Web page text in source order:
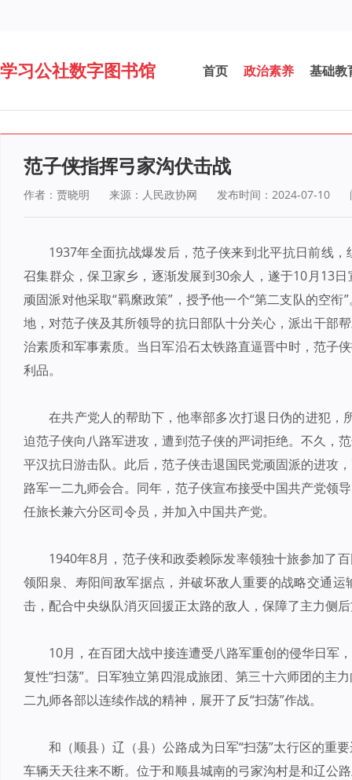
学习公社数字图书馆 首页 政治素养 基础教
范子侠指挥弓家沟伏击战
作者：贾晓明 来源：人民政协网 发布时间：2024-07-10
1937年全面抗战爆发后，范子侠来到北平抗日前线
召集群众，保卫家乡，逐渐发展到30余人，遂于10月13
顽固派对他采取“羁縻政策”，授予他一个“第二支队的空
地，对范子侠及其所领导的抗日部队十分关心，派出干部
治素质和军事素质。当日军沿石太铁路直逼晋中时，范子
利品。
在共产党人的帮助下，他率部多次打退日伪的进犯
迫范子侠向八路军进攻，遭到范子侠的严词拒绝。不久，
平汉抗日游击队。此后，范子侠击退国民党顽固派的进攻
路军一二九师会合。同年，范子侠宣布接受中国共产党领
任旅长兼六分区司令员，并加入中国共产党。
1940年8月，范子侠和政委赖际发率领独十旅参加了
领阳泉、寿阳间敌军据点，并破坏敌人重要的战略交通
击，配合中央纵队消灭回援正太路的敌人，保障了主力侧
10月，在百团大战中接连遭受八路军重创的侵华日军
复性“扫荡”。日军独立第四混成旅团、第三十六师团的主
二九师各部以连续作战的精神，展开了反“扫荡”作战。
和（顺县）辽（县）公路成为日军“扫荡”太行区的重
车辆天天往来不断。位于和顺县城南的弓家沟村是和辽公